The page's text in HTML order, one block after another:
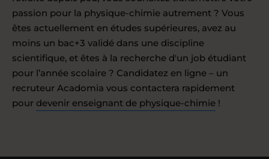
passion pour la physique-chimie autrement ? Vous
êtes actuellement en études supérieures, avez au
moins un bac+3 validé dans une discipline
scientifique, et êtes à la recherche d'un job étudiant
pour l’année scolaire ? Candidatez en ligne – un
recruteur Acadomia vous contactera rapidement
pour devenir enseignant de physique-chimie !